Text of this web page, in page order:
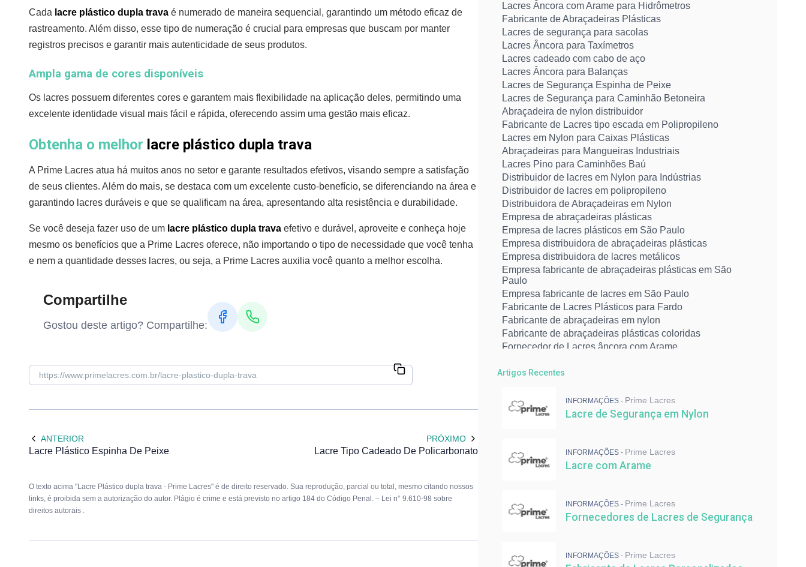
Cada lacre plástico dupla trava é numerado de maneira sequencial, garantindo um método eficaz de
rastreamento. Além disso, esse tipo de numeração é crucial para empresas que buscam por manter
registros precisos e garantir mais autenticidade de seus produtos.
Ampla gama de cores disponíveis
Os lacres possuem diferentes cores e garantem mais flexibilidade na aplicação deles, permitindo uma
excelente identidade visual mais fácil e rápida, oferecendo assim uma gestão mais eficaz.
Obtenha o melhor lacre plástico dupla trava
A Prime Lacres atua há muitos anos no setor e garante resultados efetivos, visando sempre a satisfação
de seus clientes. Além do mais, se destaca com um excelente custo-benefício, se diferenciando na área e
garantindo lacres duráveis e que se qualificam na área, apresentando alta resistência e durabilidade.
Se você deseja fazer uso de um lacre plástico dupla trava efetivo e durável, aproveite e conheça hoje
mesmo os benefícios que a Prime Lacres oferece, não importando o tipo de necessidade que você tenha
e nem a quantidade desses lacres, ou seja, a Prime Lacres auxilia você quanto a melhor escolha.
Compartilhe
Gostou deste artigo? Compartilhe:
ANTERIOR
Lacre Plástico Espinha De Peixe
PRÓXIMO
Lacre Tipo Cadeado De Policarbonato
O texto acima "Lacre Plástico dupla trava - Prime Lacres" é de direito reservado. Sua reprodução, parcial ou total, mesmo citando nossos
links, é proibida sem a autorização do autor. Plágio é crime e está previsto no artigo 184 do Código Penal. – Lei n° 9.610-98 sobre
direitos autorais .
Lacres Âncora com Arame para Hidrômetros
Fabricante de Abraçadeiras Plásticas
Lacres de segurança para sacolas
Lacres Âncora para Taxímetros
Lacres cadeado com cabo de aço
Lacres Âncora para Balanças
Lacres de Segurança Espinha de Peixe
Lacres de Segurança para Caminhão Betoneira
Abraçadeira de nylon distribuidor
Fabricante de Lacres tipo escada em Polipropileno
Lacres em Nylon para Caixas Plásticas
Abraçadeiras para Mangueiras Industriais
Lacres Pino para Caminhões Baú
Distribuidor de lacres em Nylon para Indústrias
Distribuidor de lacres em polipropileno
Distribuidora de Abraçadeiras em Nylon
Empresa de abraçadeiras plásticas
Empresa de lacres plásticos em São Paulo
Empresa distribuidora de abraçadeiras plásticas
Empresa distribuidora de lacres metálicos
Empresa fabricante de abraçadeiras plásticas em São
Paulo
Empresa fabricante de lacres em São Paulo
Fabricante de Lacres Plásticos para Fardo
Fabricante de abraçadeiras em nylon
Fabricante de abraçadeiras plásticas coloridas
Fornecedor de Lacres âncora com Arame
Fábrica de abraçadeiras
Lacre metálico numerado
Lacres cadeado com cabo de aço para indústria
Abraçadeira colorida
Abraçadeiras de Nylon para Cabos
Empresa de Lacres de Segurança
Fábrica de Abraçadeiras de Nylon
Lacre com Arame
Artigos Recentes
INFORMAÇÕES - Prime Lacres
Lacre de Segurança em Nylon
INFORMAÇÕES - Prime Lacres
Lacre com Arame
INFORMAÇÕES - Prime Lacres
Fornecedores de Lacres de Segurança
INFORMAÇÕES - Prime Lacres